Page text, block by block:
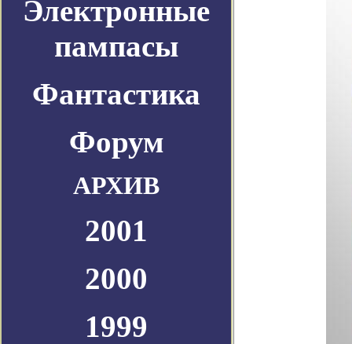
Электронные
пампасы
Фантастика
Форум
АРХИВ
2001
2000
1999